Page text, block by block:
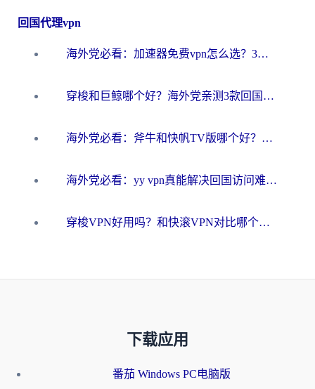
回国代理vpn
海外党必看：加速器免费vpn怎么选？3步教你无缝访问国内资源
穿梭和巨鲸哪个好？海外党亲测3款回国加速器，教你避开90%的坑
海外党必看：斧牛和快帆TV版哪个好？3分钟选对回国加速器，无缝刷B站、追热剧
海外党必看：yy vpn真能解决回国访问难题？附云极initap测评+免费方案对比
穿梭VPN好用吗？和快滚VPN对比哪个回国效果更好？海外党选回国加速器必看指南
下载应用
番茄 Windows PC电脑版